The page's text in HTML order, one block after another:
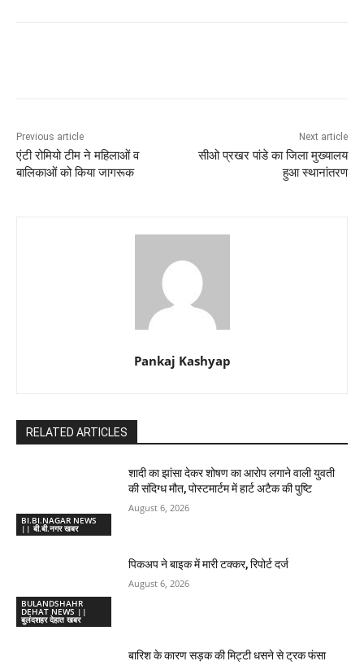
Previous article
एंटी रोमियो टीम ने महिलाओं व
बालिकाओं को किया जागरूक
Next article
सीओ प्रखर पांडे का जिला मुख्यालय
हुआ स्थानांतरण
Pankaj Kashyap
RELATED ARTICLES
BI.BI.NAGAR NEWS
|| बी.बी.नगर खबर
शादी का झांसा देकर शोषण का आरोप लगाने वाली युवती
की संदिग्ध मौत, पोस्टमार्टम में हार्ट अटैक की पुष्टि
August 6, 2026
BULANDSHAHR
DEHAT NEWS ||
बुलंदशहर देहात खबर
पिकअप ने बाइक में मारी टक्कर, रिपोर्ट दर्ज
August 6, 2026
बारिश के कारण सड़क की मिट्टी धसने से ट्रक फंसा